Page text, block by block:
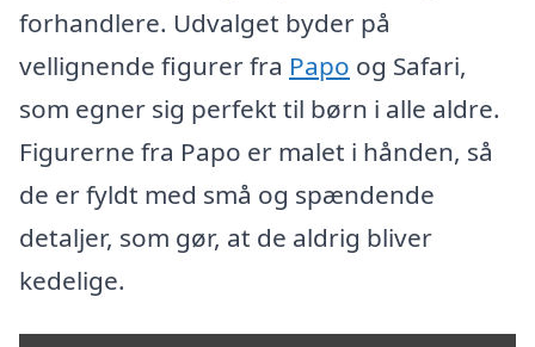
forhandlere. Udvalget byder på
vellignende figurer fra Papo og Safari,
som egner sig perfekt til børn i alle aldre.
Figurerne fra Papo er malet i hånden, så
de er fyldt med små og spændende
detaljer, som gør, at de aldrig bliver
kedelige.